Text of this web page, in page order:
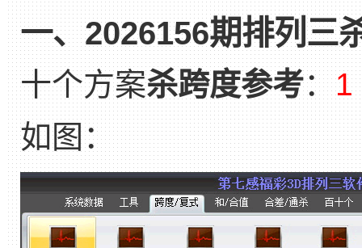
一、2026156期排列三
十个方案杀跨度参考：1
如图：